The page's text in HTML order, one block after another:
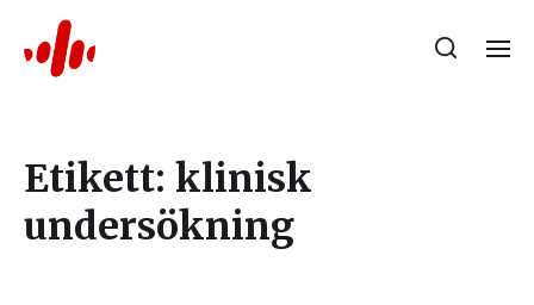
Etikett: klinisk
undersökning